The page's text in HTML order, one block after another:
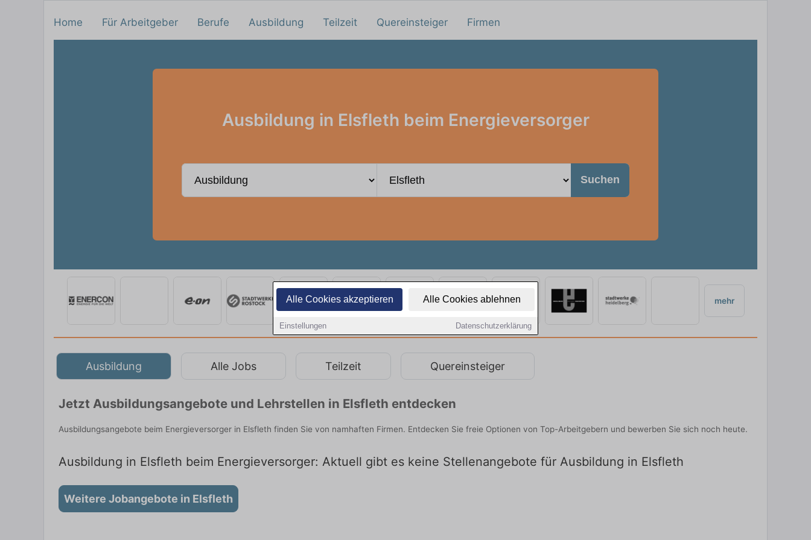
Alle Cookies akzeptieren Alle Cookies ablehnen
Einstellungen Datenschutzerklärung
Home Für Arbeitgeber Berufe Ausbildung Teilzeit Quereinsteiger Firmen
Ausbildung in Elsfleth beim Energieversorger
Suchen
mehr
Ausbildung Alle Jobs Teilzeit Quereinsteiger
Jetzt Ausbildungsangebote und Lehrstellen in Elsfleth entdecken
Ausbildungsangebote beim Energieversorger in Elsfleth finden Sie von namhaften Firmen. Entdecken Sie freie Optionen von Top-Arbeitgebern und bewerben Sie sich noch heute.
Ausbildung in Elsfleth beim Energieversorger: Aktuell gibt es keine Stellenangebote für Ausbildung in Elsfleth
Weitere Jobangebote in Elsfleth